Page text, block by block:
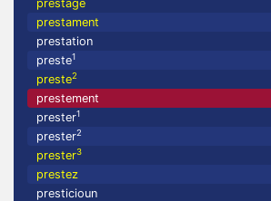
prestage
prestament
prestation
preste1
preste2
prestement
prester1
prester2
prester3
prestez
presticioun